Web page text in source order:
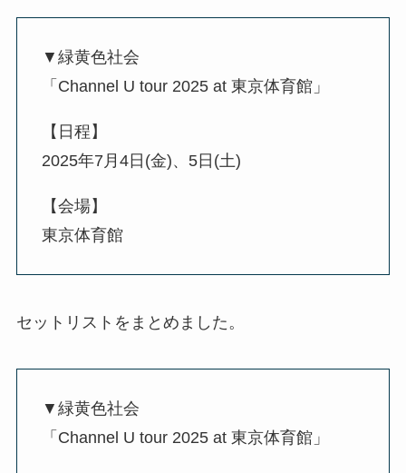
▼緑黄色社会
「Channel U tour 2025 at 東京体育館」
【日程】
2025年7月4日(金)、5日(土)
【会場】
東京体育館
セットリストをまとめました。
▼緑黄色社会
「Channel U tour 2025 at 東京体育館」